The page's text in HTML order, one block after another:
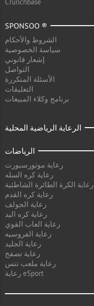
SPONSOO ®
الشروط والأحكام
سياسة الخصوصية
إشعار قانوني
التواصل
الأسئلة المتكررة
التعليقات
برنامج وكلاء المبيعات
الرعاية الرياضية المحلية
الرياضات
رعاية موتورسبورت
رعاية كره السله
رعاية الكرة الطائرة الشاطئية
رعاية كره القدم
رعاية الجولف
رعاية كره اليد
رعاية العاب القوي
رعاية الفروسيه
رعاية الجليد
رعاية تصفح
رعاية ملعب تنس
رعاية eSport